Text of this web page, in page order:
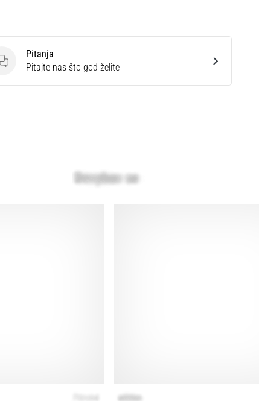
Pitanja
Pitanja
Pitajte nas što god želite